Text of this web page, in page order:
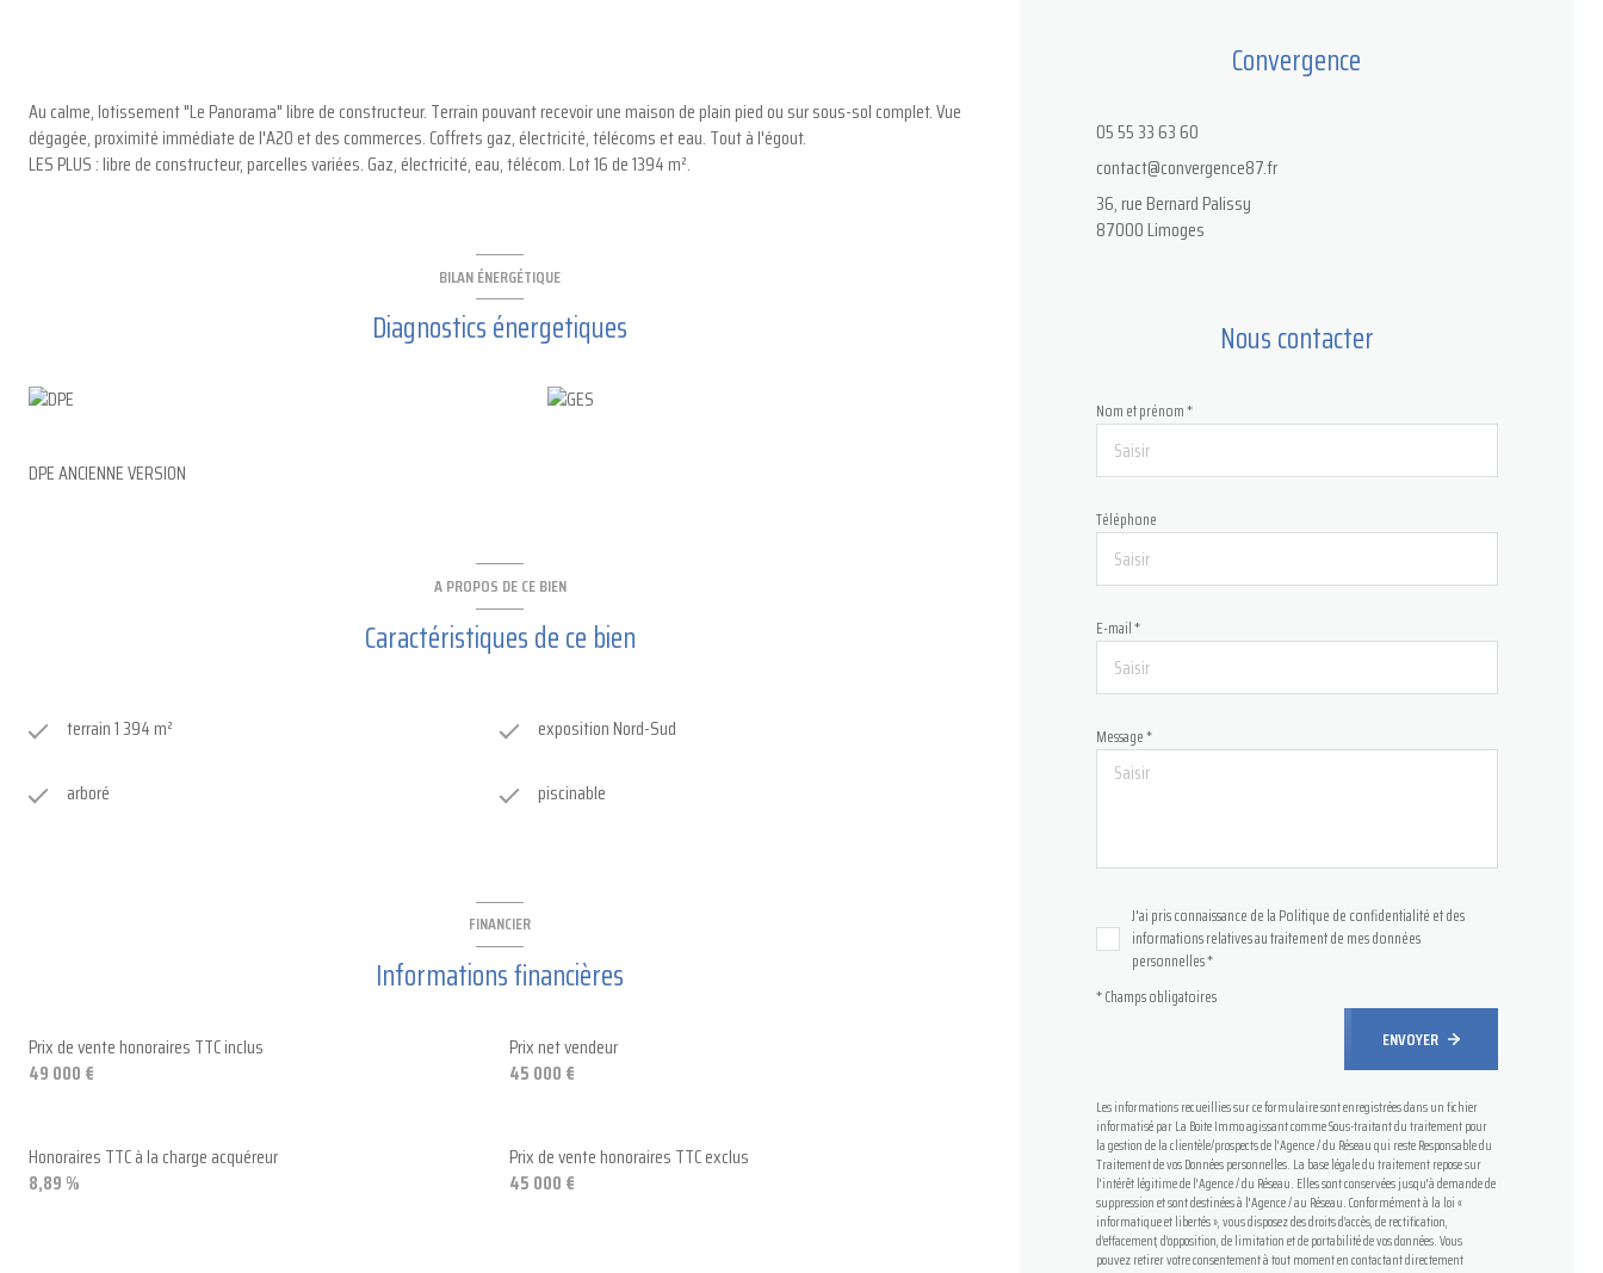
Au calme, lotissement "Le Panorama" libre de constructeur. Terrain pouvant recevoir une maison de plain pied ou sur sous-sol complet. Vue
dégagée, proximité immédiate de l'A20 et des commerces. Coffrets gaz, électricité, télécoms et eau. Tout à l'égout.
LES PLUS : libre de constructeur, parcelles variées. Gaz, électricité, eau, télécom. Lot 16 de 1394 m².
BILAN ÉNERGÉTIQUE
Diagnostics énergetiques
DPE ANCIENNE VERSION
A PROPOS DE CE BIEN
Caractéristiques de ce bien
terrain 1 394 m² exposition Nord-Sud
arboré piscinable
FINANCIER
Informations financières
Prix de vente honoraires TTC inclus
49 000 €
Prix net vendeur
45 000 €
Prix de vente honoraires TTC exclus
45 000 €
Honoraires TTC à la charge acquéreur
8,89 %
Convergence
05 55 33 63 60
contact@convergence87.fr
36, rue Bernard Palissy
87000 Limoges
Nous contacter
Nom et prénom *
Téléphone
E-mail *
Message *
J'ai pris connaissance de la Politique de confidentialité et des
informations relatives au traitement de mes données
personnelles *
* Champs obligatoires
ENVOYER
Les informations recueillies sur ce formulaire sont enregistrées dans un fichier
informatisé par La Boite Immo agissant comme Sous-traitant du traitement pour
la gestion de la clientèle/prospects de l'Agence / du Réseau qui reste Responsable du
Traitement de vos Données personnelles. La base légale du traitement repose sur
l'intérêt légitime de l'Agence / du Réseau. Elles sont conservées jusqu'à demande de
suppression et sont destinées à l'Agence / au Réseau. Conformément à la loi «
informatique et libertés », vous disposez des droits d’accès, de rectification,
d’effacement, d’opposition, de limitation et de portabilité de vos données. Vous
pouvez retirer votre consentement à tout moment en contactant directement